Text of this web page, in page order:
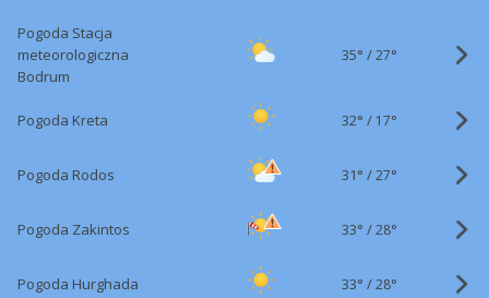
Pogoda Stacja
meteorologiczna
Bodrum
35° /27°
Pogoda Kreta 32° / 17°
Pogoda Rodos 31° /27°
Pogoda Zakintos 33° /28°
Pogoda Hurghada 33° /28°